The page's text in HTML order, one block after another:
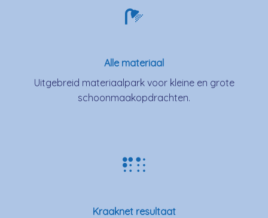
Alle materiaal
Uitgebreid materiaalpark voor kleine en grote
schoonmaakopdrachten.
Kraaknet resultaat